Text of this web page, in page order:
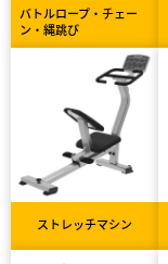
バトルロープ・チェー
ン・縄跳び
ストレッチマシン